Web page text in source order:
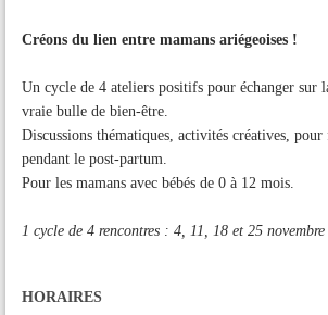
Créons du lien entre mamans ariégeoises !
Un cycle de 4 ateliers positifs pour échanger sur
vraie bulle de bien-être.
Discussions thématiques, activités créatives,
pendant le post-partum.
Pour les mamans avec bébés de 0 à 12 mois.
1 cycle de 4 rencontres : 4, 11, 18 et 25 novembre
HORAIRES